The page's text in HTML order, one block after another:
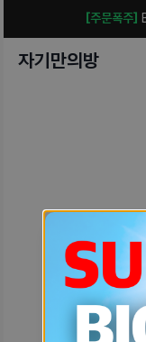
[주문폭주]
자기만의방